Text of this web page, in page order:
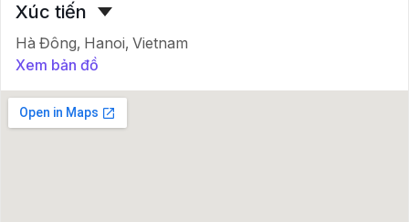
Xúc tiến
Hà Đông, Hanoi, Vietnam
Xem bản đồ